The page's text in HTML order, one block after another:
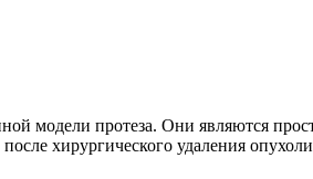
модели протеза. Они являются
хирургического удаления